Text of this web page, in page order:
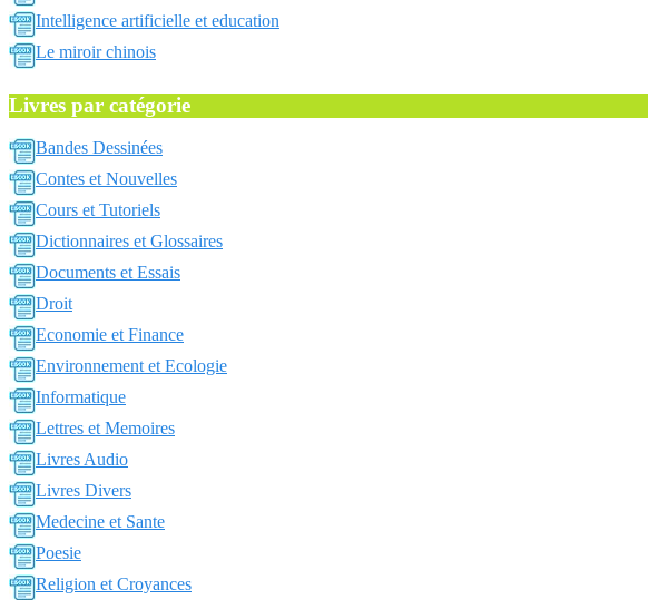
Intelligence artificielle et education
Le miroir chinois
Livres par catégorie
Bandes Dessinées
Contes et Nouvelles
Cours et Tutoriels
Dictionnaires et Glossaires
Documents et Essais
Droit
Economie et Finance
Environnement et Ecologie
Informatique
Lettres et Memoires
Livres Audio
Livres Divers
Medecine et Sante
Poesie
Religion et Croyances